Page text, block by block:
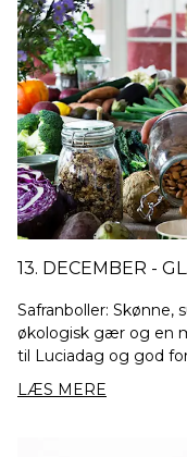
13. DECEMBER -
Safranboller: Skønne,
økologisk gær og en
til Luciadag og god
LÆS MERE